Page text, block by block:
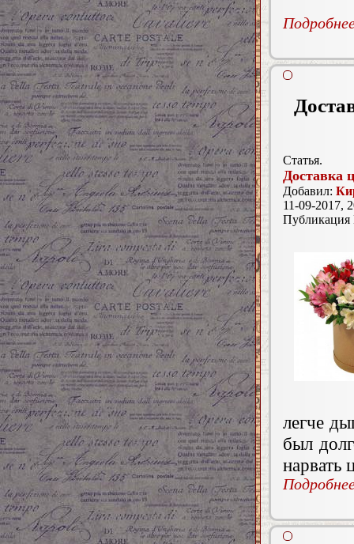
Статья.
Доставка
Добавил:
11-09-2017,
легче
был
нарвать